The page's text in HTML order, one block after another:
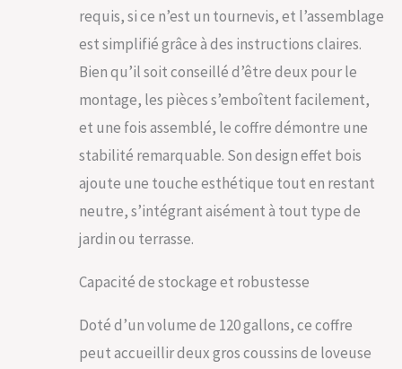
coffre de terrasse.
RANGEMENT
POLYVALENT - Parfait
pour ranger les
coussins d'extérieur,
les fournitures de
piscine et les outils
design élégant
s'harmonise
facilement avec vos
autres meubles de
boîte de rangement
en plein air peut
Assemblée dans une
conception KD (
requis, si ce n’est un tournevis, et l’assemblage
est simplifié grâce à des instructions claires.
Bien qu’il soit conseillé d’être deux pour le
montage, les pièces s’emboîtent facilement,
et une fois assemblé, le coffre démontre une
stabilité remarquable. Son design effet bois
ajoute une touche esthétique tout en restant
neutre, s’intégrant aisément à tout type de
jardin ou terrasse.
Capacité de stockage et robustesse
Doté d’un volume de 120 gallons, ce coffre
peut accueillir deux gros coussins de loveuse